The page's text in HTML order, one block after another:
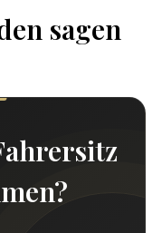
sagen